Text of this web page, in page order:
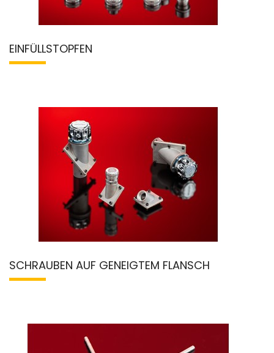
EINFÜLLSTOPFEN
SCHRAUBEN AUF GENEIGTEM FLANSCH